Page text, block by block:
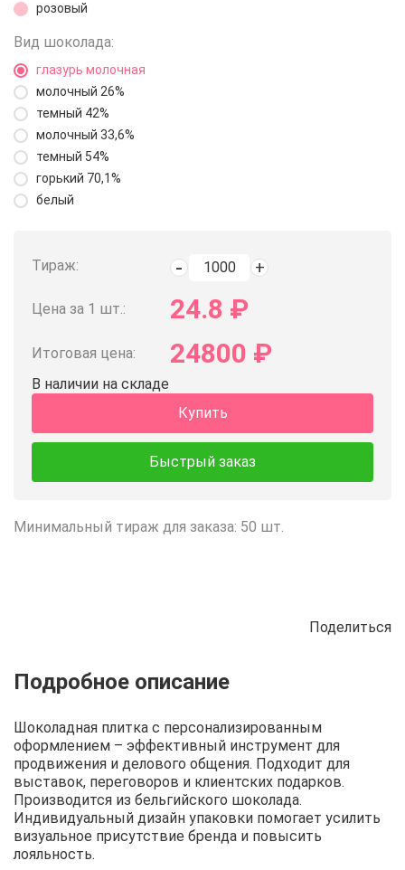
розовый
Вид шоколада:
глазурь молочная
молочный 26%
темный 42%
молочный 33,6%
темный 54%
горький 70,1%
белый
Тираж:
Цена за 1 шт.: 24.8 ₽
Итоговая цена: 24800 ₽
В наличии на складе
Купить
Быстрый заказ
Минимальный тираж для заказа: 50 шт.
Поделиться
Описание Отзывы Рецепты
Шоколадная плитка с персонализированным
оформлением – эффективный инструмент для
продвижения и делового общения. Подходит для
выставок, переговоров и клиентских подарков.
Производится из бельгийского шоколада.
Индивидуальный дизайн упаковки помогает усилить
визуальное присутствие бренда и повысить
лояльность.